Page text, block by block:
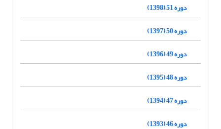
دوره 51 (1398)
دوره 50 (1397)
دوره 49 (1396)
دوره 48 (1395)
دوره 47 (1394)
دوره 46 (1393)